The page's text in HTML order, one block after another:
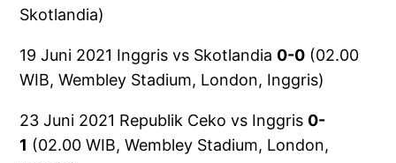
Skotlandia)
19 Juni 2021 Inggris vs Skotlandia 0-0 (02.00
WIB, Wembley Stadium, London, Inggris)
23 Juni 2021 Republik Ceko vs Inggris 0-
1 (02.00 WIB, Wembley Stadium, London,